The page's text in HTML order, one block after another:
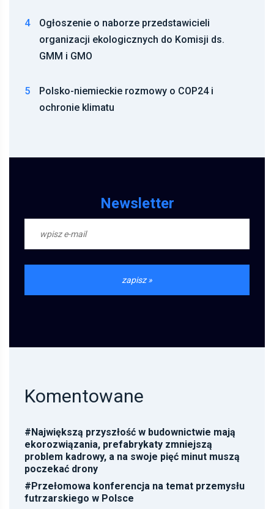
4
Ogłoszenie o naborze przedstawicieli
organizacji ekologicznych do Komisji ds.
GMM i GMO
5
Polsko-niemieckie rozmowy o COP24 i
ochronie klimatu
Newsletter
Komentowane
# Największą przyszłość w budownictwie mają
ekorozwiązania, prefabrykaty zmniejszą
problem kadrowy, a na swoje pięć minut muszą
poczekać drony
# Przełomowa konferencja na temat przemysłu
futrzarskiego w Polsce